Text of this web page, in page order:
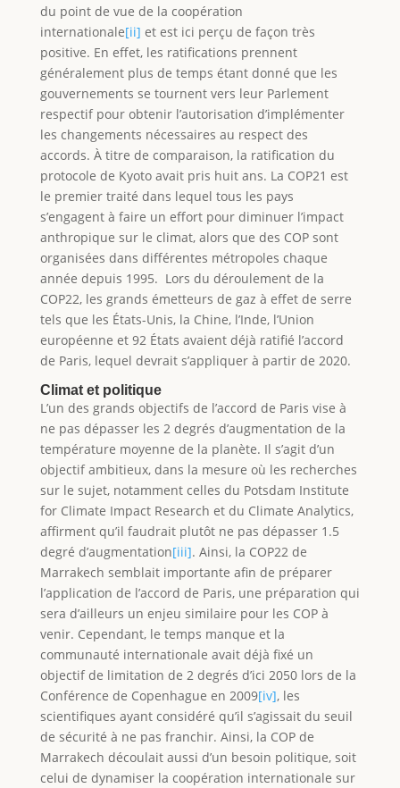
du point de vue de la coopération
internationale[ii] et est ici perçu de façon très
positive. En effet, les ratifications prennent
généralement plus de temps étant donné que les
gouvernements se tournent vers leur Parlement
respectif pour obtenir l’autorisation d’implémenter
les changements nécessaires au respect des
accords. À titre de comparaison, la ratification du
protocole de Kyoto avait pris huit ans. La COP21 est
le premier traité dans lequel tous les pays
s’engagent à faire un effort pour diminuer l’impact
anthropique sur le climat, alors que des COP sont
organisées dans différentes métropoles chaque
année depuis 1995. Lors du déroulement de la
COP22, les grands émetteurs de gaz à effet de serre
tels que les États-Unis, la Chine, l’Inde, l’Union
européenne et 92 États avaient déjà ratifié l’accord
de Paris, lequel devrait s’appliquer à partir de 2020.
Climat et politique
L’un des grands objectifs de l’accord de Paris vise à
ne pas dépasser les 2 degrés d’augmentation de la
température moyenne de la planète. Il s’agit d’un
objectif ambitieux, dans la mesure où les recherches
sur le sujet, notamment celles du Potsdam Institute
for Climate Impact Research et du Climate Analytics,
affirment qu’il faudrait plutôt ne pas dépasser 1.5
degré d’augmentation[iii]. Ainsi, la COP22 de
Marrakech semblait importante afin de préparer
l’application de l’accord de Paris, une préparation qui
sera d’ailleurs un enjeu similaire pour les COP à
venir. Cependant, le temps manque et la
communauté internationale avait déjà fixé un
objectif de limitation de 2 degrés d’ici 2050 lors de la
Conférence de Copenhague en 2009[iv], les
scientifiques ayant considéré qu’il s’agissait du seuil
de sécurité à ne pas franchir. Ainsi, la COP de
Marrakech découlait aussi d’un besoin politique, soit
celui de dynamiser la coopération internationale sur